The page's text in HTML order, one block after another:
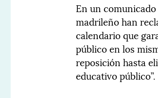
En un
madrileño han
calendario que
público en los
reposición hasta
educativo público”.